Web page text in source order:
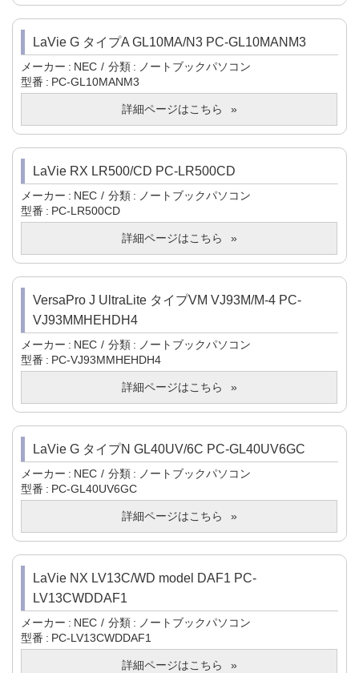
LaVie G タイプA GL10MA/N3 PC-GL10MANM3
メーカー NEC 分類
ノートブックパソコン
型番
PC-GL10MANM3
詳細ページはこちら
LaVie RX LR500/CD PC-LR500CD
メーカー NEC 分類
ノートブックパソコン
型番
PC-LR500CD
詳細ページはこちら
VersaPro J UltraLite タイプVM VJ93M/M-4 PC-
VJ93MMHEHDH4
メーカー NEC 分類
ノートブックパソコン
型番
PC-VJ93MMHEHDH4
詳細ページはこちら
LaVie G タイプN GL40UV/6C PC-GL40UV6GC
メーカー NEC 分類
ノートブックパソコン
型番
PC-GL40UV6GC
詳細ページはこちら
LaVie NX LV13C/WD model DAF1 PC-
LV13CWDDAF1
メーカー NEC 分類
ノートブックパソコン
型番
PC-LV13CWDDAF1
詳細ページはこちら